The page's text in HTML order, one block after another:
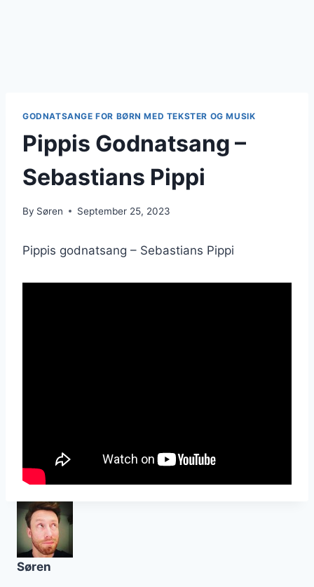
GODNATSANGE FOR BØRN MED TEKSTER OG MUSIK
Pippis Godnatsang –
Sebastians Pippi
By Søren September 25, 2023
Pippis godnatsang – Sebastians Pippi
Søren